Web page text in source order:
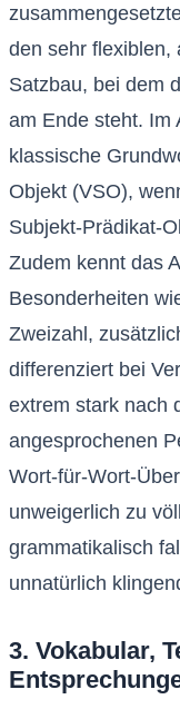
den sehr flexiblen,
Satzbau, bei dem
am Ende steht. Im
klassische
Objekt (VSO),
Subjekt-Prädikat-
Zudem kennt das
Besonderheiten
Zweizahl,
differenziert bei
extrem stark nach
angesprochenen
Wort-für-Wort-
unweigerlich zu
grammatikalisch
unnatürlich
3. Vokabular,